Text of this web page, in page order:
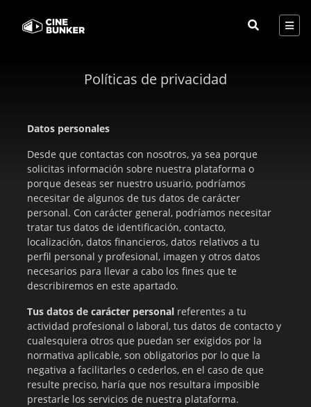
Políticas de privacidad
Datos personales
Desde que contactas con nosotros, ya sea porque
solicitas información sobre nuestra plataforma o
porque deseas ser nuestro usuario, podríamos
necesitar de algunos de tus datos de carácter
personal. Con carácter general, podríamos necesitar
tratar tus datos de identificación, contacto,
localización, datos financieros, datos relativos a tu
perfil personal y profesional, imagen y otros datos
necesarios para llevar a cabo los fines que te
describiremos en este apartado.
Tus datos de carácter personal referentes a tu
actividad profesional o laboral, tus datos de contacto y
cualesquiera otros que puedan ser exigidos por la
normativa aplicable, son obligatorios por lo que la
negativa a facilitarles o cederlos, en el caso de que
resulte preciso, haría que nos resultara imposible
prestarle los servicios de nuestra plataforma.